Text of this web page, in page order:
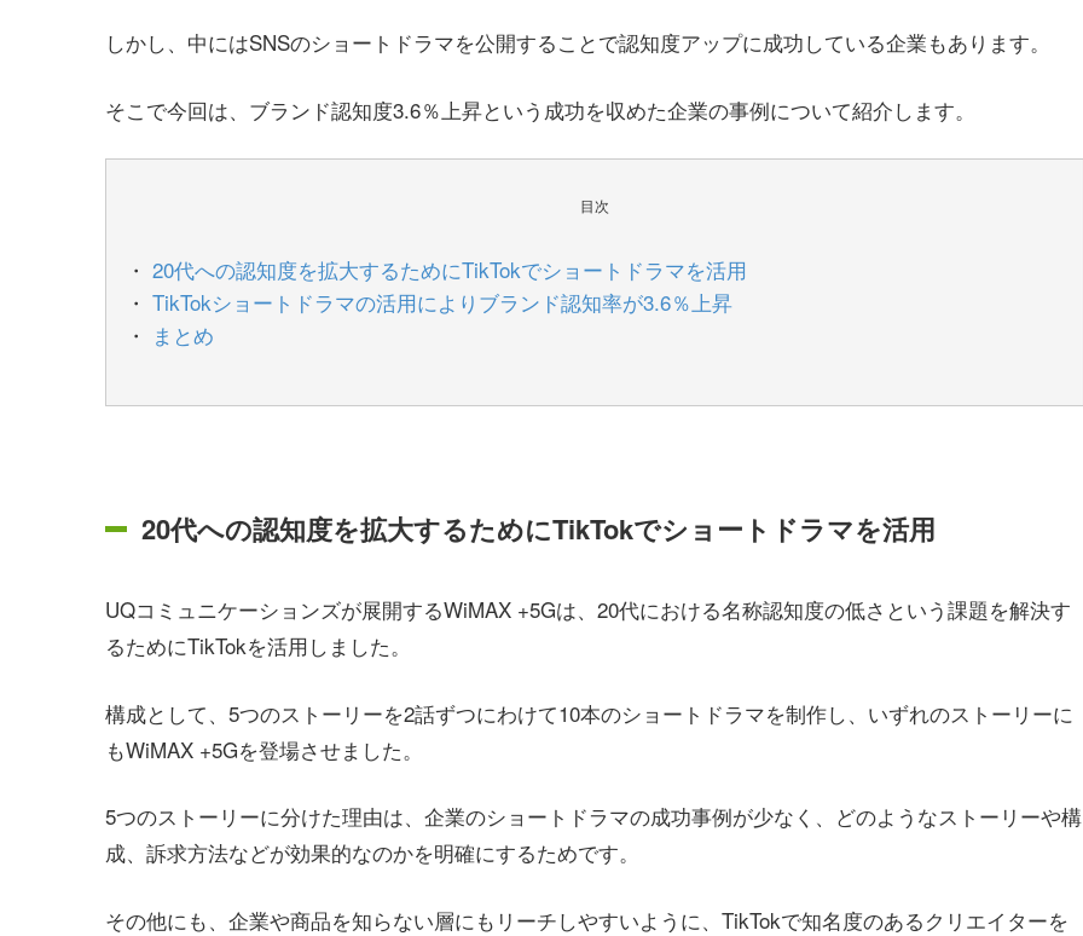
しかし、中にはSNSのショートドラマを公開することで認知度アップに成功している企業もあります。
そこで今回は、ブランド認知度3.6％上昇という成功を収めた企業の事例について紹介します。
目次
20代への認知度を拡大するためにTikTokでショートドラマを活用
TikTokショートドラマの活用によりブランド認知率が3.6％上昇
まとめ
20代への認知度を拡大するためにTikTokでショートドラマを活用
UQコミュニケーションズが展開するWiMAX +5Gは、20代における名称認知度の低さという課題を解決す
るためにTikTokを活用しました。
構成として、5つのストーリーを2話ずつにわけて10本のショートドラマを制作し、いずれのストーリーに
もWiMAX +5Gを登場させました。
5つのストーリーに分けた理由は、企業のショートドラマの成功事例が少なく、どのようなストーリーや構
成、訴求方法などが効果的なのかを明確にするためです。
その他にも、企業や商品を知らない層にもリーチしやすいように、TikTokで知名度のあるクリエイターを